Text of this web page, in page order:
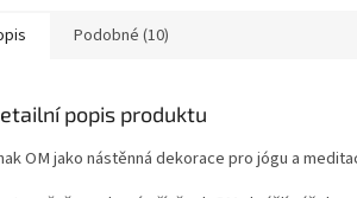
Podobné (10)
popis produktu
OM jako nástěnná dekorace pro jógu a